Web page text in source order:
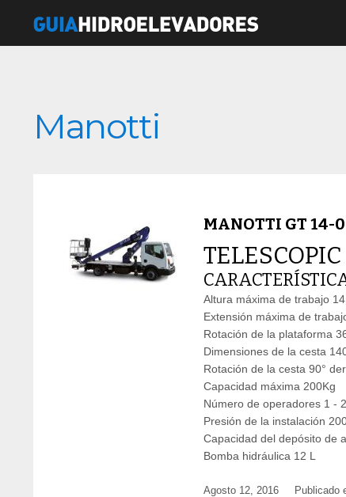
Manotti
MANOTTI GT 14-
Altura máxima de trabajo
Extensión máxima de
Rotación de la plataforma
Dimensiones de la cesta
Rotación de la cesta 90°
Capacidad máxima 200Kg
Número de operadores 1 - 2
Presión de la instalación
Capacidad del depósito de
Bomba hidráulica 12 L
Agosto 12, 2016 Publicado